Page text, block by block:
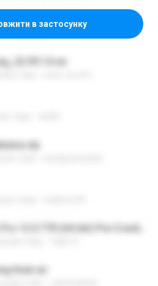
в застосунку
final.rar